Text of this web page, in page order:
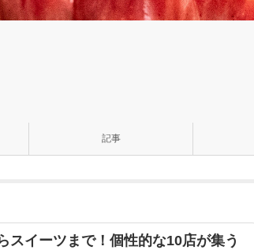
記事
スイーツまで！個性的な10店が集う